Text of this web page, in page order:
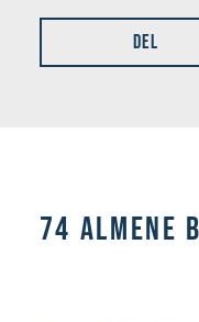
Del
74 ALMENE